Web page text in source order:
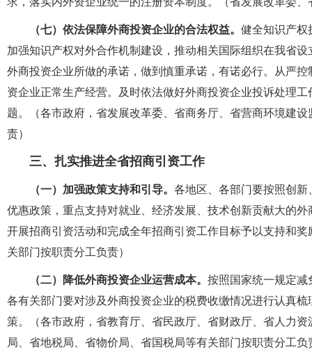
（七）依法保障外商投资企业的合法权益。 健全知识产权
加强知识产权对外合作机制建设，推动相关国际组织在我省
外商投资企业所做的承诺，做到慎重承诺，有诺必行。从严
资企业正常生产经营。及时依法做好外商投资企业投诉处理
题。（各市政府，省发展改革委、省商务厅、省营商环境建
责）
三、扎实推进全省招商引资工作
（一）加强政策支持和引导。 各地区、各部门要按照创
优惠政策，重点支持对就业、经济发展、技术创新贡献大的
开展招商引资活动和完成全年招商引资工作目标予以支持和
关部门按职责分工负责）
（二）降低外商投资企业运营成本。 按照国家统一规定减
各有关部门要对涉及外商投资企业的税费收缴情况进行认真
策。（各市政府，省教育厅、省民政厅、省财政厅、省人力
局、省地税局、省物价局、省国税局等有关部门按职责分工负